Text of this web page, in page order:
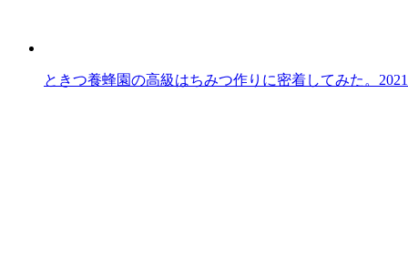
ときつ養蜂園の高級はちみつ作りに密着してみた。